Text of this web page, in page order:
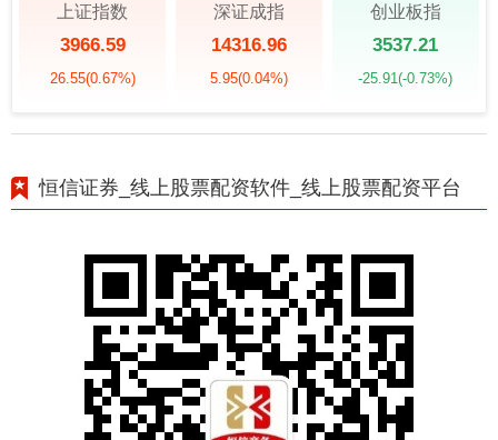
上证指数
3966.59
26.55(0.67%)
深证成指
14316.96
5.95(0.04%)
创业板指
3537.21
-25.91(-0.73%)
恒信证券_线上股票配资软件_线上股票配资平台